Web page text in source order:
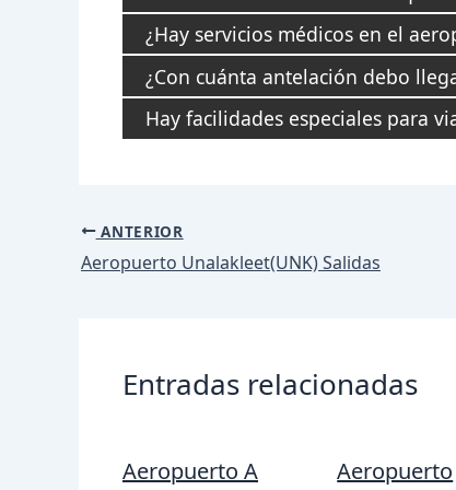
¿Hay servicios médicos en el
¿Con cuánta antelación debo
Hay facilidades especiales para
Navegación
de
ANTERIOR
Aeropuerto Unalakleet(UNK) Salidas
Entradas relacionadas
Aeropuerto A
Aeropuerto